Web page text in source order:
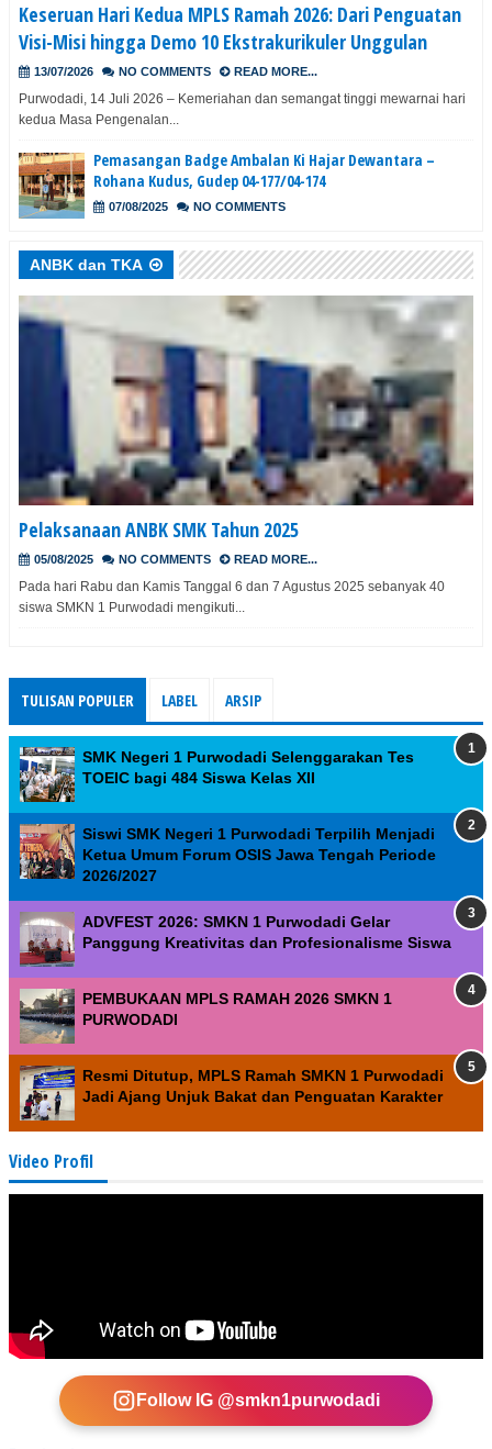
Keseruan Hari Kedua MPLS Ramah 2026: Dari Penguatan
Visi-Misi hingga Demo 10 Ekstrakurikuler Unggulan
13/07/2026 NO COMMENTS READ MORE...
Purwodadi, 14 Juli 2026 – Kemeriahan dan semangat tinggi mewarnai hari
kedua Masa Pengenalan...
Pemasangan Badge Ambalan Ki Hajar Dewantara –
Rohana Kudus, Gudep 04-177/04-174
07/08/2025 NO COMMENTS
ANBK dan TKA
Pelaksanaan ANBK SMK Tahun 2025
05/08/2025 NO COMMENTS READ MORE...
Pada hari Rabu dan Kamis Tanggal 6 dan 7 Agustus 2025 sebanyak 40
siswa SMKN 1 Purwodadi mengikuti...
TULISAN POPULER LABEL ARSIP
SMK Negeri 1 Purwodadi Selenggarakan Tes
TOEIC bagi 484 Siswa Kelas XII
Siswi SMK Negeri 1 Purwodadi Terpilih Menjadi
Ketua Umum Forum OSIS Jawa Tengah Periode
2026/2027
ADVFEST 2026: SMKN 1 Purwodadi Gelar
Panggung Kreativitas dan Profesionalisme Siswa
PEMBUKAAN MPLS RAMAH 2026 SMKN 1
PURWODADI
Resmi Ditutup, MPLS Ramah SMKN 1 Purwodadi
Jadi Ajang Unjuk Bakat dan Penguatan Karakter
Video Profil
Follow IG @smkn1purwodadi